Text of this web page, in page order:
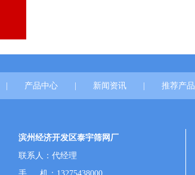
产品中心 新闻资讯 推荐产品
滨州经济开发区泰宇筛网厂
联系人：代经理